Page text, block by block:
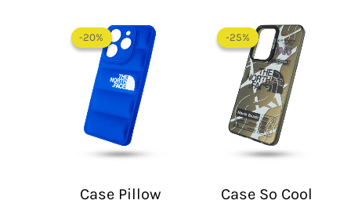
-20%
-20%
Case Pillow
precio
original
era:
$ 60.000.
-25%
-25%
Case So Cool
precio
original
era:
$ 60.000.